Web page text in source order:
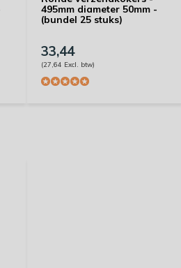
495mm diameter 50mm -
(bundel 25 stuks)
33,44
(27,64 Excl. btw)